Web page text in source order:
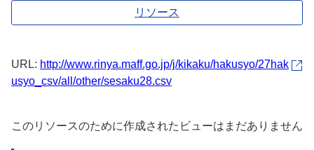
リソース
URL: http://www.rinya.maff.go.jp/j/kikaku/hakusyo/27hak
usyo_csv/all/other/sesaku28.csv
このリソースのために作成されたビューはまだありません